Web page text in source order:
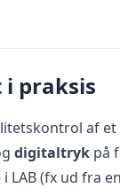
i praksis
af
digitaltryk på
LAB (fx ud fra